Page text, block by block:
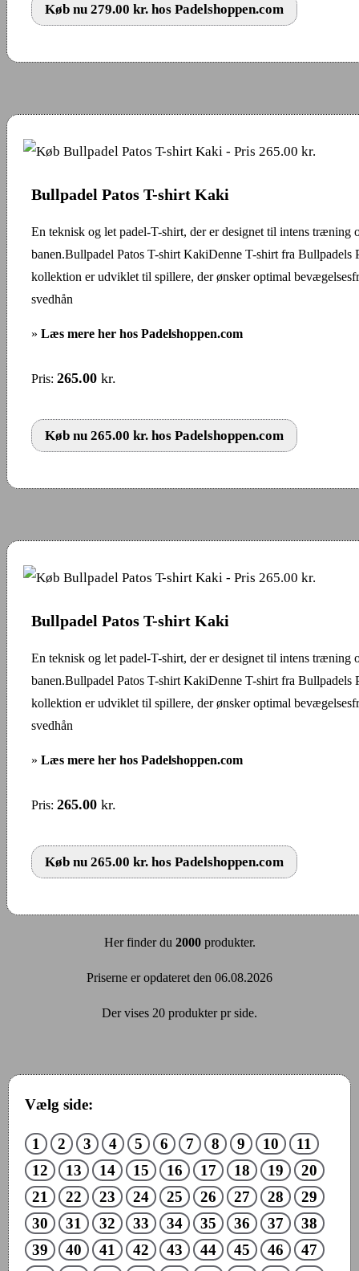
Køb nu 279.00 kr. hos Padelshoppen.com
Bullpadel Patos T-shirt Kaki
En teknisk og let padel-T-shirt, der er designet til intens træning
banen.Bullpadel Patos T-shirt KakiDenne T-shirt fra Bullpadels
kollektion er udviklet til spillere, der ønsker optimal
svedhån
» Læs mere her hos Padelshoppen.com
Pris: 265.00 kr.
Køb nu 265.00 kr. hos Padelshoppen.com
Bullpadel Patos T-shirt Kaki
En teknisk og let padel-T-shirt, der er designet til intens træning
banen.Bullpadel Patos T-shirt KakiDenne T-shirt fra Bullpadels
kollektion er udviklet til spillere, der ønsker optimal
svedhån
» Læs mere her hos Padelshoppen.com
Pris: 265.00 kr.
Køb nu 265.00 kr. hos Padelshoppen.com
Her finder du 2000produkter.
Priserne er opdateret den 06.08.2026
Der vises 20 produkter pr side.
Vælg side:
1 2 3 4 5 6 7 8 9 10
11
12
13 14 15 16 17 18 19
20
21
22 23 24 25 26 27 28
29
30
31 32 33 34 35 36 37
38
39
40 41 42 43 44 45 46
47